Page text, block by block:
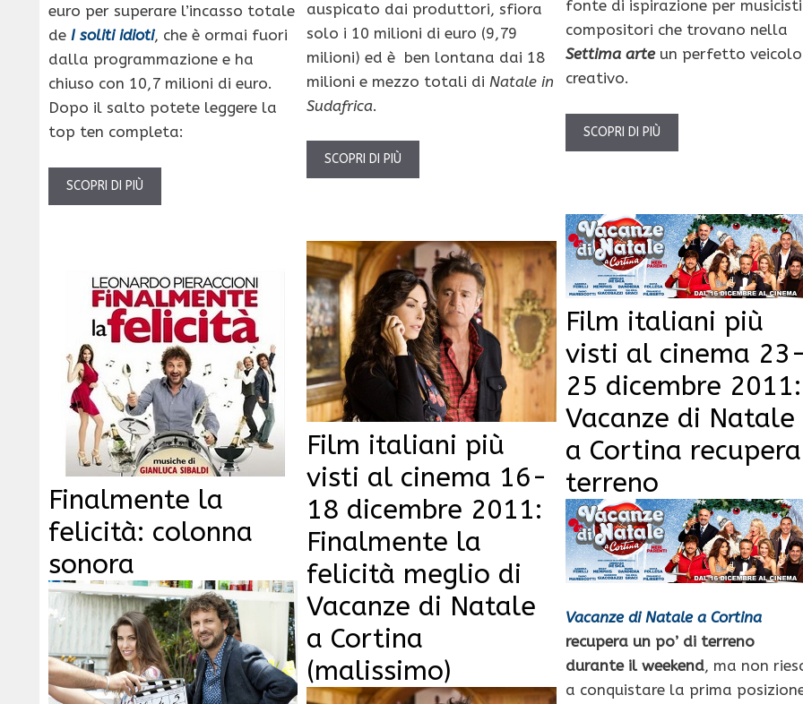
euro per superare l’incasso totale
de I soliti idioti, che è ormai fuori
dalla programmazione e ha
chiuso con 10,7 milioni di euro.
Dopo il salto potete leggere la
top ten completa:
SCOPRI DI PIÙ
auspicato dai produttori, sfiora
solo i 10 milioni di euro (9,79
milioni) ed è ben lontana dai 18
milioni e mezzo totali di Natale in
Sudafrica.
SCOPRI DI PIÙ
fonte di ispirazione per
compositori che trovano nella
Settima arteun perfetto veicolo
creativo.
SCOPRI DI PIÙ
Film italiani più
visti al cinema
25 dicembre 2011:
Vacanze di Natale
a Cortina recupera
terreno
Vacanze di Natale a Cortina
recupera un po’ di terreno
durante il weekend, ma non
a conquistare la prima
Film italiani più
visti al cinema 16-
18 dicembre 2011:
Finalmente la
felicità meglio di
Vacanze di Natale
a Cortina
(malissimo)
Finalmente la
felicità: colonna
sonora